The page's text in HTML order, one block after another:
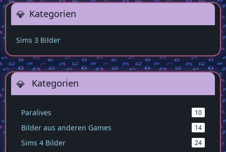
Kategorien
Sims 3 Bilder
Kategorien
Paralives 10
Bilder aus anderen Games 14
Sims 4 Bilder 24